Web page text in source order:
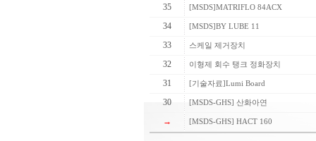
35 [MSDS]MATRIFLO 84ACX
34 [MSDS]BY LUBE 11
33 스케일 제거장치
32 이형제 회수 탱크 정화장치
31 [기술자료]Lumi Board
30 [MSDS-GHS] 산화아연
→ [MSDS-GHS] HACT 160